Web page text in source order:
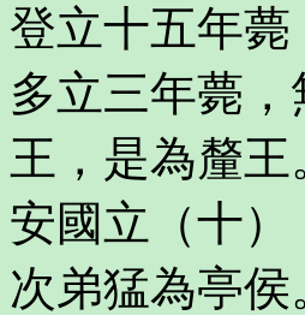
登立十五年
多立三年薨
王，是為釐王
安國立（十
次弟猛為亭